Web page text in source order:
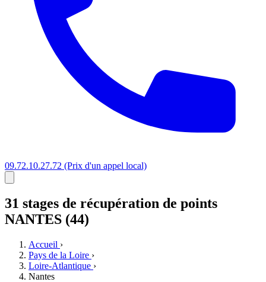
09.72.10.27.72 (Prix d'un appel local)
31 stages de récupération de points
NANTES (44)
Accueil ›
Pays de la Loire ›
Loire-Atlantique ›
Nantes